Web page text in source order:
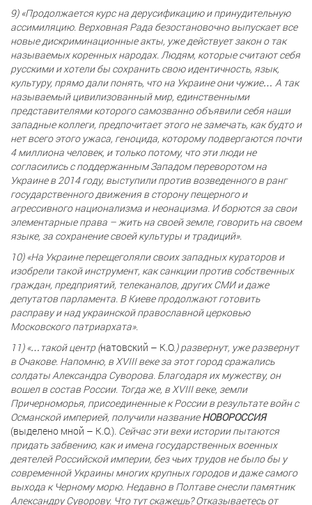
9) «Продолжается курс на дерусификацию и принудительную
ассимиляцию. Верховная Рада безостановочно выпускает все
новые дискриминационные акты, уже действует закон о так
называемых коренных народах. Людям, которые считают себя
русскими и хотели бы сохранить свою идентичность, язык,
культуру, прямо дали понять, что на Украине они чужие… А так
называемый цивилизованный мир, единственными
представителями которого самозванно объявили себя наши
западные коллеги, предпочитает этого не замечать, как будто и
нет всего этого ужаса, геноцида, которому подвергаются почти
4 миллиона человек, и только потому, что эти люди не
согласились с поддержанным Западом переворотом на
Украине в 2014 году, выступили против возведенного в ранг
государственного движения в сторону пещерного и
агрессивного национализма и неонацизма. И борются за свои
элементарные права – жить на своей земле, говорить на своем
языке, за сохранение своей культуры и традиций».
10) «На Украине перещеголяли своих западных кураторов и
изобрели такой инструмент, как санкции против собственных
граждан, предприятий, телеканалов, других СМИ и даже
депутатов парламента. В Киеве продолжают готовить
расправу и над украинской православной церковью
Московского патриархата».
11) «…такой центр (натовский – К.О.) развернут, уже развернут
в Очакове. Напомню, в XVIII веке за этот город сражались
солдаты Александра Суворова. Благодаря их мужеству, он
вошел в состав России. Тогда же, в XVIII веке, земли
Причерноморья, присоединенные к России в результате войн с
Османской империей, получили названиеНОВОРОССИЯ
(выделено мной – К.О.). Сейчас эти вехи истории пытаются
придать забвению, как и имена государственных военных
деятелей Российской империи, без чьих трудов не было бы у
современной Украины многих крупных городов и даже самого
выхода к Черному морю. Недавно в Полтаве снесли памятник
Александру Суворову. Что тут скажешь? Отказываетесь от